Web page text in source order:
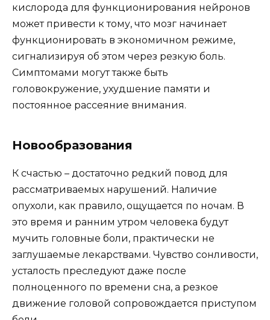
кислорода для функционирования нейронов
может привести к тому, что мозг начинает
функционировать в экономичном режиме,
сигнализируя об этом через резкую боль.
Симптомами могут также быть
головокружение, ухудшение памяти и
постоянное рассеяние внимания.
Новообразования
К счастью – достаточно редкий повод для
рассматриваемых нарушений. Наличие
опухоли, как правило, ощущается по ночам. В
это время и ранним утром человека будут
мучить головные боли, практически не
заглушаемые лекарствами. Чувство сонливости,
усталость преследуют даже после
полноценного по времени сна, а резкое
движение головой сопровождается приступом